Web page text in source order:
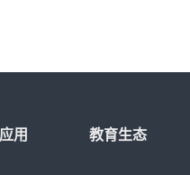
用 教育生态